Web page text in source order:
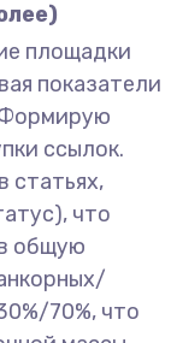
площадки
показатели
ссылок.
статьях,
что
общую
70%, что